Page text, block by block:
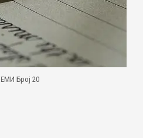
Број 20